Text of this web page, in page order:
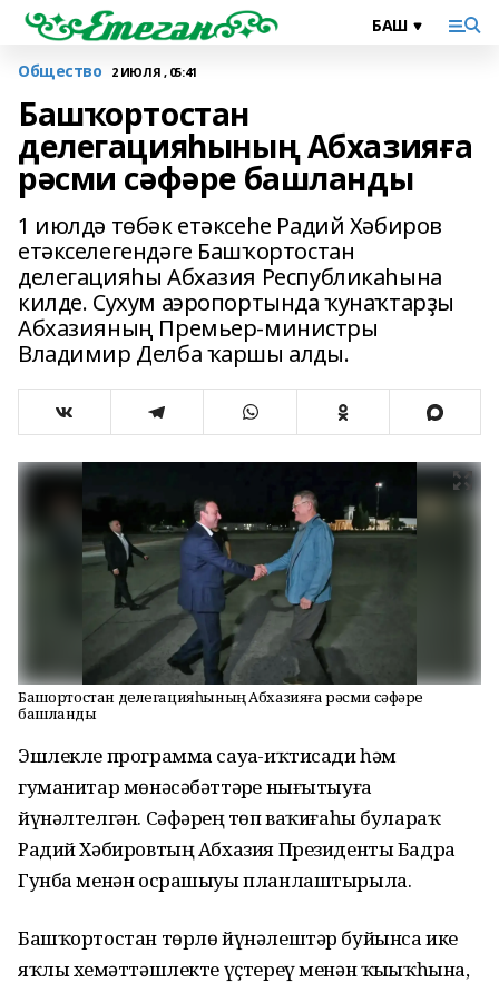
Общество 2 ИЮЛЯ , 05:41
Башҡортостан
делегацияһының Абхазияға
рәсми сәфәре башланды
1 июлдә төбәк етәксеһе Радий Хәбиров
етәкселегендәге Башҡортостан
делегацияһы Абхазия Республикаһына
килде. Сухум аэропортында ҡунаҡтарҙы
Абхазияның Премьер-министры
Владимир Делба ҡаршы алды.
Башҡортостан делегацияһының Абхазияға рәсми сәфәре
башланды
Эшлекле программа сауҙа-иҡтисади һәм
гуманитар мөнәсәбәттәрҙе нығытыуға
йүнәлтелгән. Сәфәрҙең төп ваҡиғаһы булараҡ
Радий Хәбировтың Абхазия Президенты Бадра
Гунба менән осрашыуы планлаштырыла.
Башҡортостан төрлө йүнәлештәр буйынса ике
яҡлы хеҙмәттәшлекте үҫтереү менән ҡыҙыҡһына,